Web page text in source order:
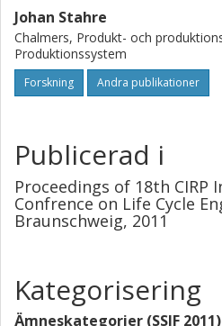
Johan Stahre
Chalmers, Produkt- och
Produktionssystem
Forskning Andra publikationer
Publicerad i
Proceedings of 18th CIRP
Confrence on Life Cycle
Braunschweig, 2011
Kategorisering
Ämneskategorier (SSIF 2011)